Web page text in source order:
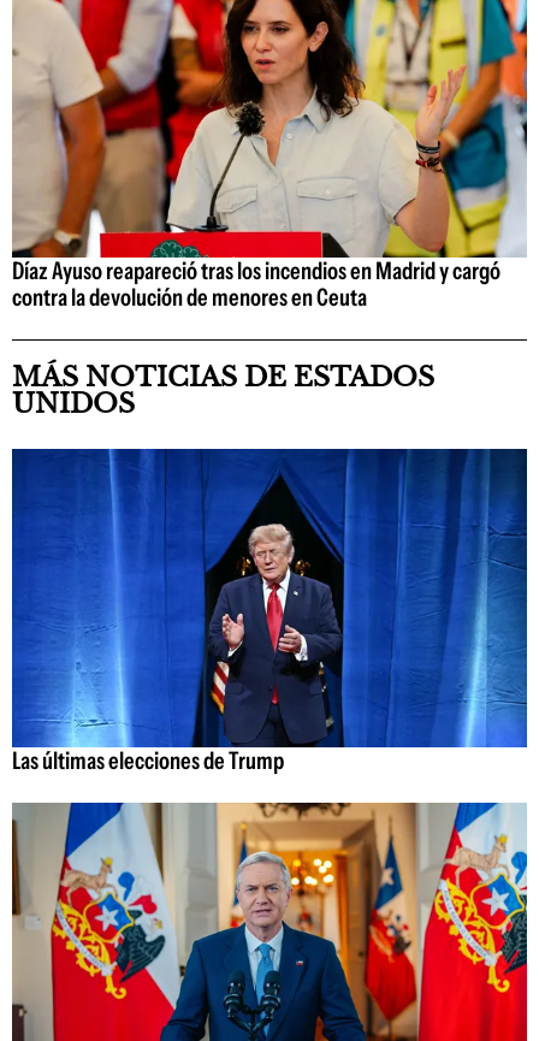
Díaz Ayuso reapareció tras los incendios en Madrid y cargó
contra la devolución de menores en Ceuta
MÁS NOTICIAS DE ESTADOS
UNIDOS
Las últimas elecciones de Trump